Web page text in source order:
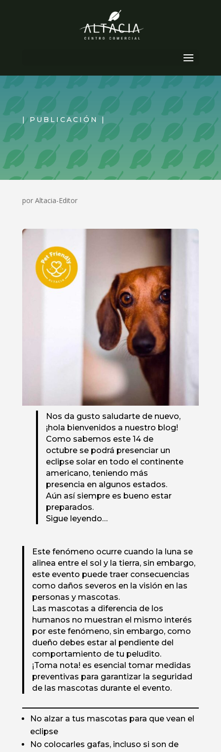
| PUBLICACIÓN |
por Altacia-Editor
Nos da gusto saludarte de nuevo,
¡hola bienvenidos a nuestro blog!
Como sabemos este 14 de
octubre se podrá presenciar un
eclipse solar en todo el continente
americano, teniendo más
presencia en algunos estados.
Aún así siempre es bueno estar
preparados.
Sigue leyendo…
Este fenómeno ocurre cuando la luna se
alinea entre el sol y la tierra, sin embargo,
este evento puede traer consecuencias
como daños severos en la visión en las
personas y mascotas.
Las mascotas a diferencia de los
humanos no muestran el mismo interés
por este fenómeno, sin embargo, como
dueño debes estar al pendiente del
comportamiento de tu peludito.
¡Toma nota! es esencial tomar medidas
preventivas para garantizar la seguridad
de las mascotas durante el evento.
No alzar a tus mascotas para que vean el
eclipse
No colocarles gafas, incluso si son de